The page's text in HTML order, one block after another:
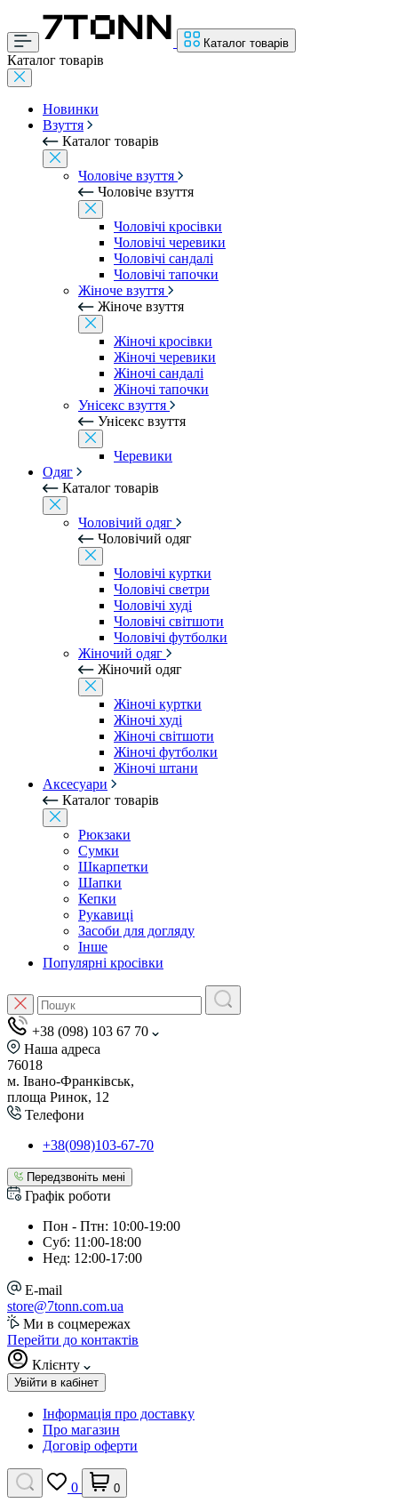
Каталог товарів
Каталог товарів
Новинки
Взуття
Каталог товарів
Чоловіче взуття
Чоловіче взуття
Чоловічі кросівки
Чоловічі черевики
Чоловічі сандалі
Чоловічі тапочки
Жіноче взуття
Жіноче взуття
Жіночі кросівки
Жіночі черевики
Жіночі сандалі
Жіночі тапочки
Унісекс взуття
Унісекс взуття
Черевики
Одяг
Каталог товарів
Чоловічий одяг
Чоловічий одяг
Чоловічі куртки
Чоловічі светри
Чоловічі худі
Чоловічі світшоти
Чоловічі футболки
Жіночий одяг
Жіночий одяг
Жіночі куртки
Жіночі худі
Жіночі світшоти
Жіночі футболки
Жіночі штани
Аксесуари
Каталог товарів
Рюкзаки
Сумки
Шкарпетки
Шапки
Кепки
Рукавиці
Засоби для догляду
Інше
Популярні кросівки
+38 (098) 103 67 70
Наша адреса
76018
м. Івано-Франківськ,
площа Ринок, 12
Телефони
+38(098)103-67-70
Передзвоніть мені
Графік роботи
Пон - Птн: 10:00-19:00
Суб: 11:00-18:00
Нед: 12:00-17:00
E-mail
store@7tonn.com.ua
Ми в соцмережах
Перейти до контактів
Клієнту
Увійти в кабінет
Інформація про доставку
Про магазин
Договір оферти
0 0